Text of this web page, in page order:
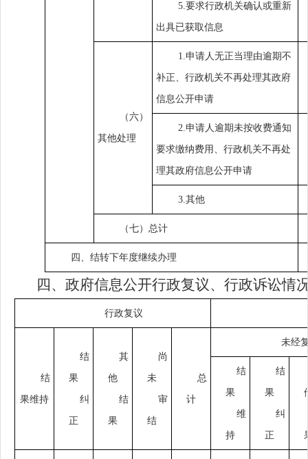
5.要求行政机关确认或重新
出具已获取信息
（六）
其他处理
1.申请人无正当理由逾期不
补正、行政机关不再处理其政府
信息公开申请
2.申请人逾期未按收费通知
要求缴纳费用、行政机关不再处
理其政府信息公开申请
3.其他
（七）总计
四、结转下年度继续办理
四、政府信息公开行政复议、行政诉讼情
行政复议
结
果维持
结
果
纠
正
其
他
结
果
尚
未
审
结
总
计
未经
结
果
维
持
结
果
纠
正